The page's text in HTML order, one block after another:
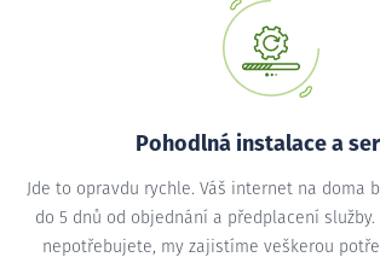
Pohodlná instalace a
Jde to opravdu rychle. Váš internet na doma
do 5 dnů od objednání a předplacení
nepotřebujete, my zajistíme veškerou